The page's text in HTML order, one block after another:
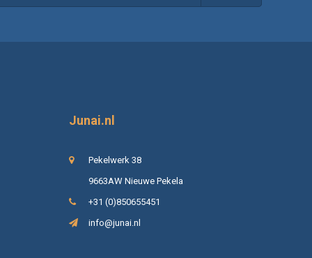
Junai.nl
Pekelwerk 38
9663AW Nieuwe Pekela
+31 (0)850655451
info@junai.nl